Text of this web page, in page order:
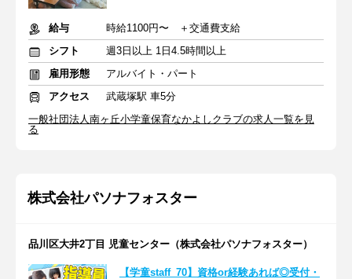
給与
時給1100円〜 ＋交通費支給
シフト
週3日以上 1日4.5時間以上
雇用形態
アルバイト・パート
アクセス
武蔵塚駅 車5分
一般社団法人南ヶ丘小学童保育なかよしクラブの求人一覧を見
る
株式会社パソナフォスター
品川区大井2丁目 児童センター（株式会社パソナフォスター）
【学童staff_70】資格or経験あれば◎受付・